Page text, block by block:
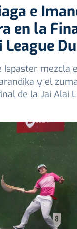
e
en la
League
Ispaster mezcla
y el
de la Jai Alai